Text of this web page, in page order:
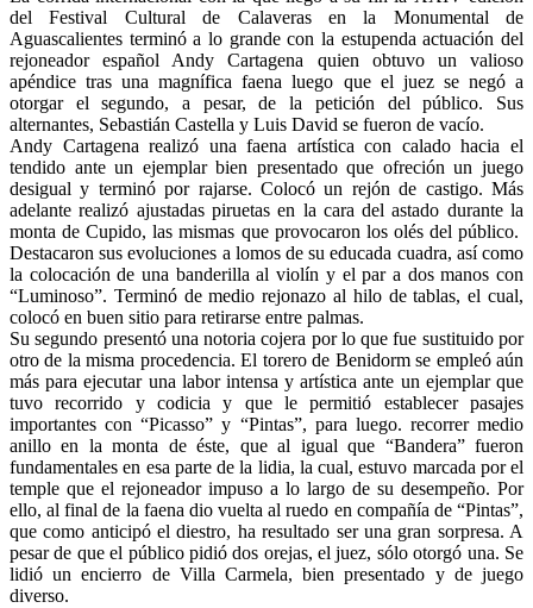
del Festival Cultural de Calaveras en la Monumental de
Aguascalientes terminó a lo grande con la estupenda actuación del
rejoneador español Andy Cartagena quien obtuvo un valioso
apéndice tras una magnífica faena luego que el juez se negó a
otorgar el segundo, a pesar, de la petición del público. Sus
alternantes, Sebastián Castella y Luis David se fueron de vacío.
Andy Cartagena realizó una faena artística con calado hacia el
tendido ante un ejemplar bien presentado que ofreción un juego
desigual y terminó por rajarse. Colocó un rejón de castigo. Más
adelante realizó ajustadas piruetas en la cara del astado durante la
monta de Cupido, las mismas que provocaron los olés del público.
Destacaron sus evoluciones a lomos de su educada cuadra, así como
la colocación de una banderilla al violín y el par a dos manos con
“Luminoso”. Terminó de medio rejonazo al hilo de tablas, el cual,
colocó en buen sitio para retirarse entre palmas.
Su segundo presentó una notoria cojera por lo que fue sustituido por
otro de la misma procedencia. El torero de Benidorm se empleó aún
más para ejecutar una labor intensa y artística ante un ejemplar que
tuvo recorrido y codicia y que le permitió establecer pasajes
importantes con “Picasso” y “Pintas”, para luego. recorrer medio
anillo en la monta de éste, que al igual que “Bandera” fueron
fundamentales en esa parte de la lidia, la cual, estuvo marcada por el
temple que el rejoneador impuso a lo largo de su desempeño. Por
ello, al final de la faena dio vuelta al ruedo en compañía de “Pintas”,
que como anticipó el diestro, ha resultado ser una gran sorpresa. A
pesar de que el público pidió dos orejas, el juez, sólo otorgó una. Se
lidió un encierro de Villa Carmela, bien presentado y de juego
diverso.